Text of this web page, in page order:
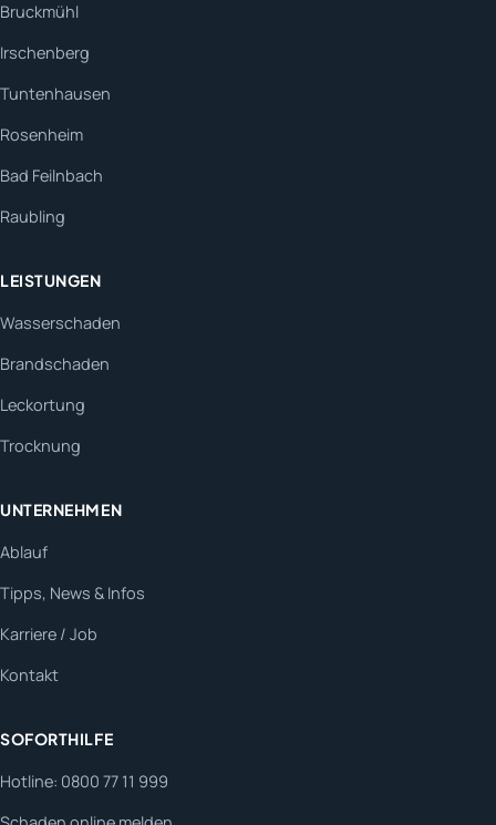
Bruckmühl
Irschenberg
Tuntenhausen
Rosenheim
Bad Feilnbach
Raubling
LEISTUNGEN
Wasserschaden
Brandschaden
Leckortung
Trocknung
UNTERNEHMEN
Ablauf
Tipps, News & Infos
Karriere / Job
Kontakt
SOFORTHILFE
Hotline: 0800 77 11 999